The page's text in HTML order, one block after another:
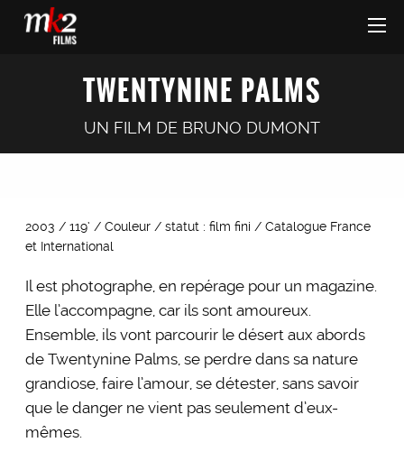
TWENTYNINE PALMS
UN FILM DE BRUNO DUMONT
2003 / 119’ / Couleur / statut : film fini / Catalogue France
et International
Il est photographe, en repérage pour un magazine.
Elle l’accompagne, car ils sont amoureux.
Ensemble, ils vont parcourir le désert aux abords
de Twentynine Palms, se perdre dans sa nature
grandiose, faire l’amour, se détester, sans savoir
que le danger ne vient pas seulement d’eux-
mêmes.